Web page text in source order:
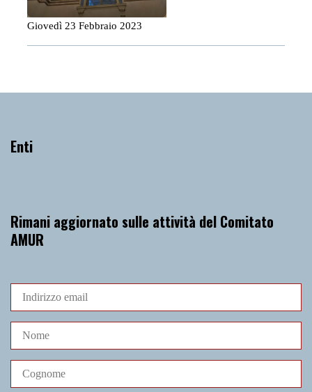
Giovedì 23 Febbraio 2023
Enti
Rimani aggiornato sulle attività del Comitato
AMUR